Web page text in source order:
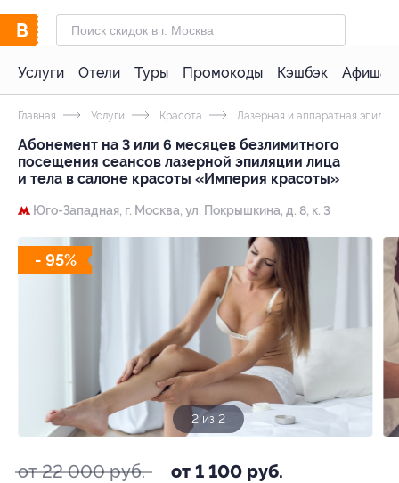
Услуги Отели Туры Промокоды Кэшбэк Афиша
Главная Услуги Красота Лазерная и аппаратная
Абонемент на 3 или 6 месяцев безлимитного
посещения сеансов лазерной эпиляции лица
и тела в салоне красоты «Империя красоты»
Юго-Западная, г. Москва, ул. Покрышкина, д. 8, к. 3
- 95%
2 из 2
от 22 000 руб. от 1 100 руб.